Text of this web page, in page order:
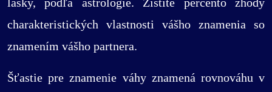
charakteristických vlastnosti vášho znamenia so
znamením vášho partnera.
Šťastie pre znamenie váhy znamená rovnováhu v